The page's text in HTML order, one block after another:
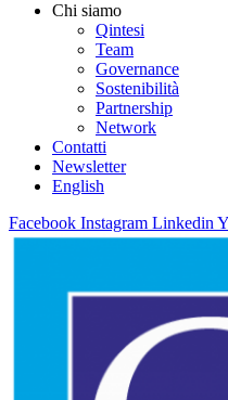
Chi siamo
Qintesi
Team
Governance
Sostenibilità
Partnership
Network
Contatti
Newsletter
English
Facebook Instagram Linkedin